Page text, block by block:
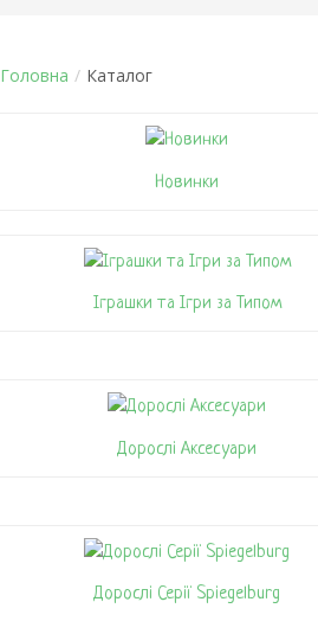
Головна / Каталог
Новинки
Іграшки та Ігри за Типом
Дорослі Аксесуари
Дорослі Серії Spiegelburg